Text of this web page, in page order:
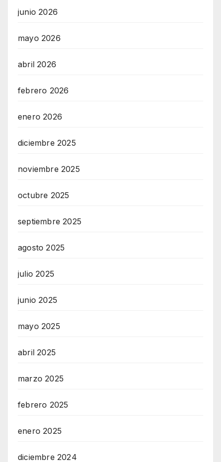
junio 2026
mayo 2026
abril 2026
febrero 2026
enero 2026
diciembre 2025
noviembre 2025
octubre 2025
septiembre 2025
agosto 2025
julio 2025
junio 2025
mayo 2025
abril 2025
marzo 2025
febrero 2025
enero 2025
diciembre 2024